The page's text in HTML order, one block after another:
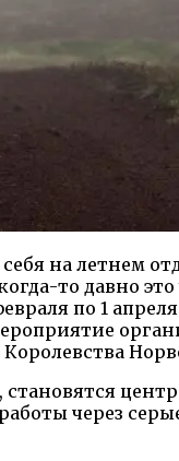
на летнем
то давно
по 1
становятся
через